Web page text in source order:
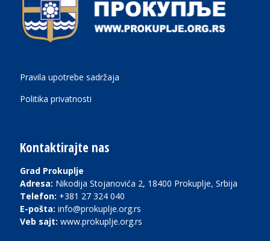
Pravila upotrebe sadržaja
Politika privatnosti
Kontaktirajte nas
Grad Prokuplje
Adresa: Nikodija Stojanovića 2, 18400 Prokuplje, Srbija
Telefon: +381 27 324 040
E-pošta: info@prokuplje.org.rs
Veb sajt: www.prokuplje.org.rs